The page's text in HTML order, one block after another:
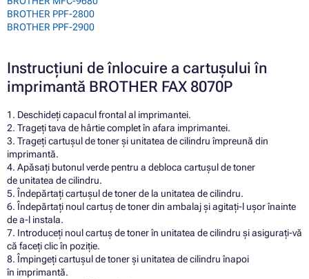
BROTHER PPF-2800
BROTHER PPF-2900
Instrucțiuni de înlocuire a cartușului în
imprimantă BROTHER FAX 8070P
1. Deschideți capacul frontal al imprimantei.
2. Trageți tava de hârtie complet în afara imprimantei.
3. Trageți cartușul de toner și unitatea de cilindru împreună din
imprimantă.
4. Apăsați butonul verde pentru a debloca cartușul de toner
de unitatea de cilindru.
5. Îndepărtați cartușul de toner de la unitatea de cilindru.
6. Îndepărtați noul cartuș de toner din ambalaj și agitați-l ușor înainte
de a-l instala.
7. Introduceți noul cartuș de toner în unitatea de cilindru și asigurați-vă
că faceți clic în poziție.
8. Împingeți cartușul de toner și unitatea de cilindru înapoi
în imprimantă.